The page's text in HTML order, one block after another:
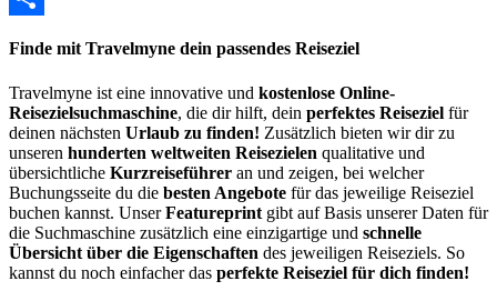
Finde mit Travelmyne dein passendes Reiseziel
Travelmyne ist eine innovative und kostenlose Online-
Reisezielsuchmaschine, die dir hilft, dein perfektes Reiseziel für
deinen nächsten Urlaub zu finden! Zusätzlich bieten wir dir zu
unseren hunderten weltweiten Reisezielen qualitative und
übersichtliche Kurzreiseführer an und zeigen, bei welcher
Buchungsseite du die besten Angebote für das jeweilige Reiseziel
buchen kannst. UnserFeatureprint gibt auf Basis unserer Daten für
die Suchmaschine zusätzlich eine einzigartige und schnelle
Übersicht über die Eigenschaften des jeweiligen Reiseziels. So
kannst du noch einfacher das perfekte Reiseziel für dich finden!